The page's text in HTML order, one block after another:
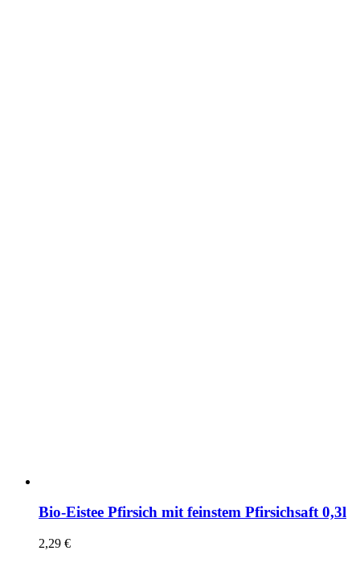
Bio-Eistee Pfirsich mit feinstem Pfirsichsaft 0,3l
2,29 €